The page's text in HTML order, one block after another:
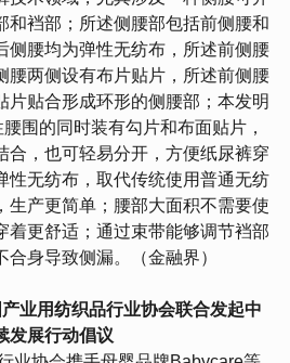
和裆部；所述侧腰部包括前侧腰和
侧腰均为弹性无纺布，所述前侧腰
腰两侧设有布片贴片，所述前侧腰
片贴合形成环形的侧腰部；本发明
围的同时装有勾片和布面贴片，
合，也可轻易分开，方便纸尿裤穿
性无纺布，取代传统使用普通无纺
生产更简单；腰部大面积不需要使
着更舒适；通过束带能够调节裆部
身导致侧漏。（金融界）
业用纺织品行业协会联合发起中
发展行动倡议